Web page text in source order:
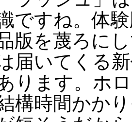
ですね。体
版を蔑ろに
届いてくる
ります。ホ
構時間かか